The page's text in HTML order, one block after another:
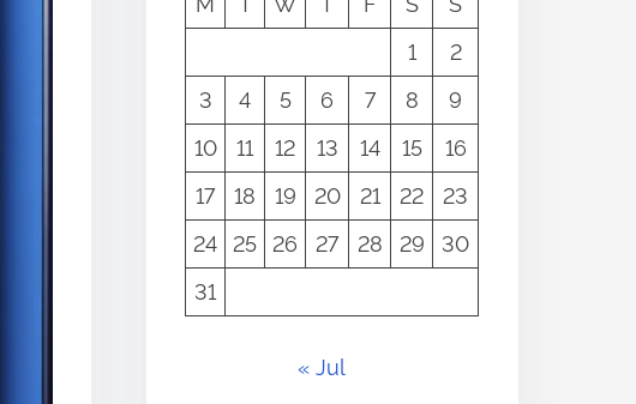
1
2
3
4 5 6 7 8
9
10
11 12 13 14 15
16
17
18 19 20 21 22
23
24
25 26 27 28 29
30
31
« Jul